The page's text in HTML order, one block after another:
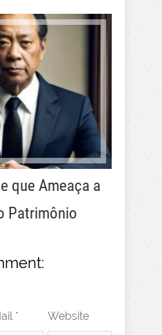
que Ameaça a
Patrimônio
* Website